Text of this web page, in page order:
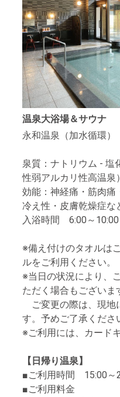
温泉大浴場＆サウナ
永和温泉（加水循環）
泉質：ナトリウム - 塩
性弱アルカリ性高温泉）
効能：神経痛・筋肉痛
冷え性・皮膚乾燥症な
入浴時間 6:00～
※備え付けのタオルは
ルをご利用ください。
※当日の状況により、
ただく場合もございま
ご変更の際は、現地
す。予めご了承くださ
※ご利用には、カード
【日帰り温泉】
■ご利用時間 15:00～
■ご利用料金